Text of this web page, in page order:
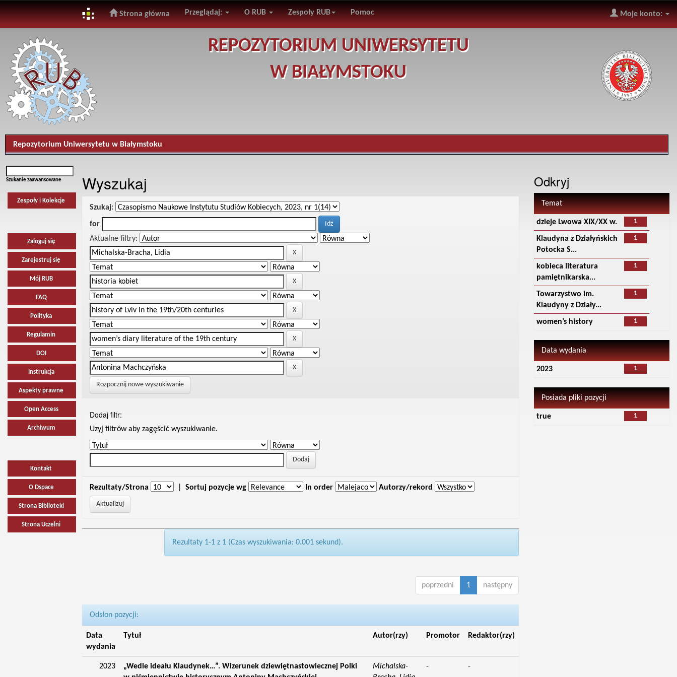
navigation
Strona główna Przeglądaj: O RUB Zespoły RUB Pomoc Moje konto:
REPOZYTORIUM UNIWERSYTETU
W BIAŁYMSTOKU
Repozytorium Uniwersytetu w Białymstoku
Szukanie zaawansowane
Zespoły i Kolekcje
Zaloguj się
Zarejestruj się
Mój RUB
FAQ
Polityka
Regulamin
DOI
Instrukcja
Aspekty prawne
Open Access
Archiwum
Kontakt
O Dspace
Strona Biblioteki
Strona Uczelni
Wyszukaj
Szukaj:
for
Aktualne filtry:
Rozpocznij nowe wyszukiwanie
Dodaj filtr:
Uzyj filtrów aby zagęścić wyszukiwanie.
Rezultaty/Strona Sortuj pozycje wg In order Autorzy/rekord
Rezultaty 1-1 z 1 (Czas wyszukiwania: 0.001 sekund).
poprzedni 1 następny
Odsłon pozycji:
Data
wydania
Tytuł Autor(rzy) Promotor Redaktor(rzy)
2023
„Wedle ideału Klaudynek…”. Wizerunek dziewiętnastowiecznej Polki
Michalska-
- -
Odkryj
Temat
1
dzieje Lwowa XIX/XX w.
1
Klaudyna z Działyńskich
Potocka S...
1
kobieca literatura
pamiętnikarska...
1
Towarzystwo im.
Klaudyny z Działy...
1
women’s history
Data wydania
1
2023
Posiada pliki pozycji
1
true